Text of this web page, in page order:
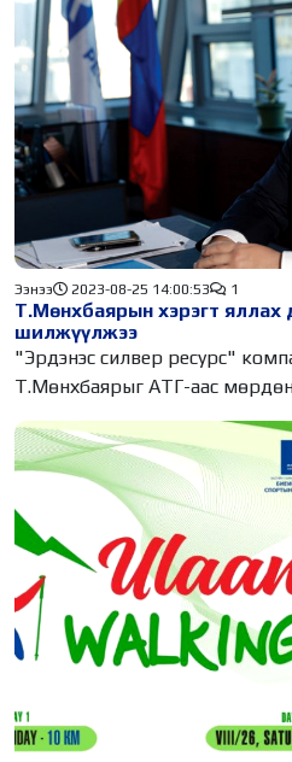
Т.Мөнхбаярын хэрэгт яллах
шилжүүлжээ
Ээнээ 2023-08-25 14:00:53 1
"Эрдэнэс силвер ресурс"
Т.Мөнхбаярыг АТГ-аас